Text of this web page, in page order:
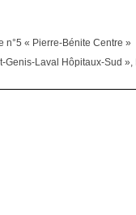
n°5 « Pierre-Bénite Centre »
Genis-Laval Hôpitaux-Sud